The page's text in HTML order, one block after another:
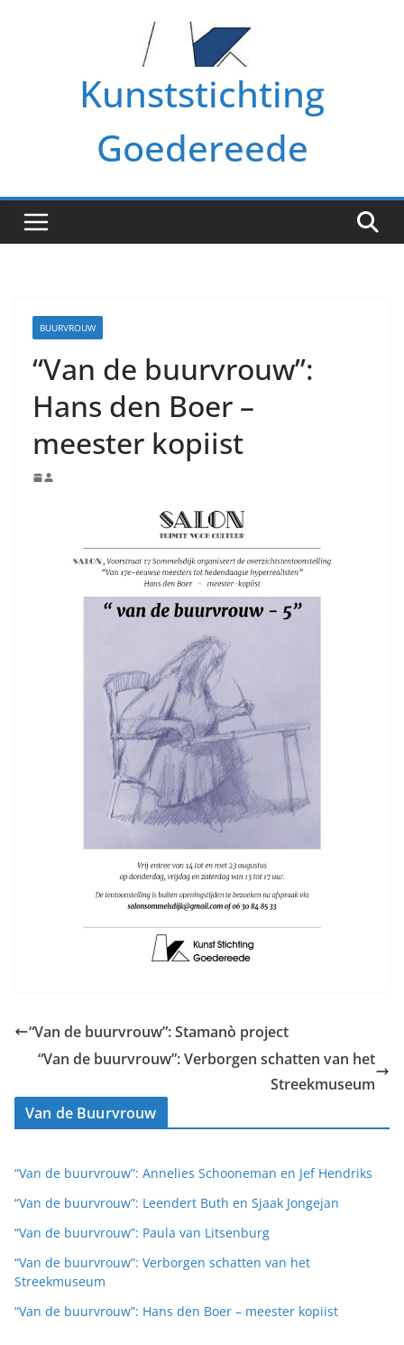
Kunststichting
Goedereede
BUURVROUW
“Van de buurvrouw”:
Hans den Boer –
meester kopiist
“Van de buurvrouw”: Stamanò project
“Van de buurvrouw”: Verborgen schatten van het
Streekmuseum
Van de Buurvrouw
“Van de buurvrouw”: Annelies Schooneman en Jef Hendriks
“Van de buurvrouw”: Leendert Buth en Sjaak Jongejan
“Van de buurvrouw”: Paula van Litsenburg
“Van de buurvrouw”: Verborgen schatten van het
Streekmuseum
“Van de buurvrouw”: Hans den Boer – meester kopiist